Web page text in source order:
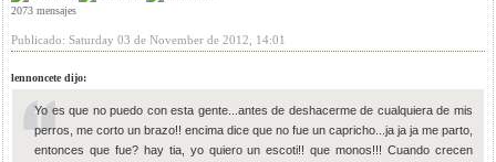
2073 mensajes
Publicado: Saturday 03 de November de 2012, 14:01
lennoncete dijo:
Yo es que no puedo con esta gente...antes de deshacerme de cualquiera de mis
perros, me corto un brazo!! encima dice que no fue un capricho...ja ja ja me parto,
entonces que fue? hay tia, yo quiero un escoti!! que monos!!! Cuando crecen